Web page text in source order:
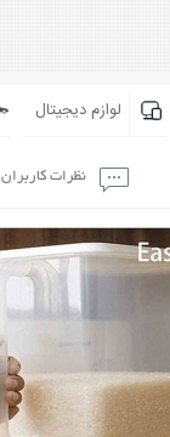
لوازم دیجیتال
نظرات کاربران